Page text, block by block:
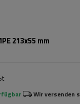
213x55 mm
Wir versenden